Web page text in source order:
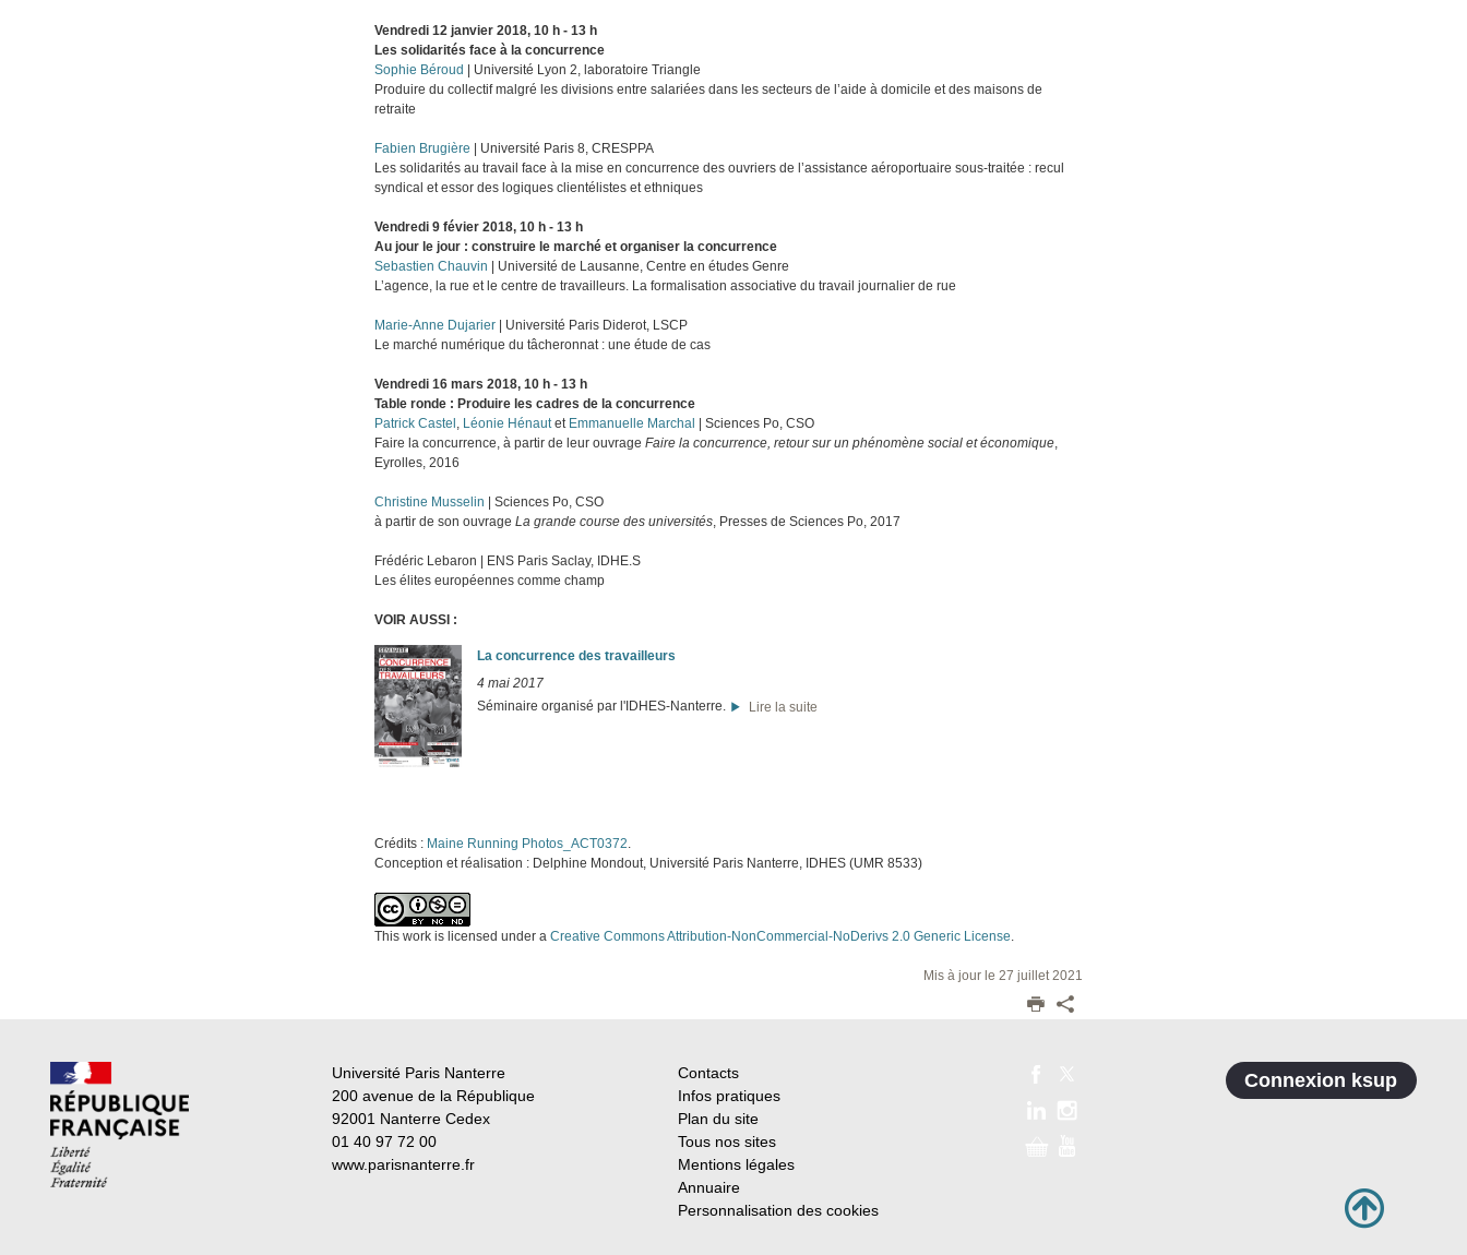
Vendredi 12 janvier 2018, 10 h - 13 h
Les solidarités face à la concurrence
Sophie Béroud
| Université Lyon 2, laboratoire Triangle
Produire du collectif malgré les divisions entre salariées dans les secteurs de l’aide à domicile et des maisons de
retraite
Fabien Brugière | Université Paris 8, CRESPPA
Les solidarités au travail face à la mise en concurrence des ouvriers de l’assistance aéroportuaire sous-traitée : recul
syndical et essor des logiques clientélistes et ethniques
Vendredi 9 févier 2018, 10 h - 13 h
Au jour le jour : construire le marché et organiser la concurrence
Sebastien Chauvin | Université de Lausanne, Centre en études Genre
L’agence, la rue et le centre de travailleurs. La formalisation associative du travail journalier de rue
Marie-Anne Dujarier | Université Paris Diderot, LSCP
Le marché numérique du tâcheronnat : une étude de cas
Vendredi 16 mars 2018, 10 h - 13 h
Table ronde : Produire les cadres de la concurrence
Patrick Castel , Léonie Hénautet Emmanuelle Marchal
| Sciences Po, CSO
Faire la concurrence, à partir de leur ouvrageFaire la concurrence, retour sur un phénomène social et économique,
Eyrolles, 2016
Christine Musselin | Sciences Po, CSO
à partir de son ouvrageLa grande course des universités, Presses de Sciences Po, 2017
Frédéric Lebaron | ENS Paris Saclay, IDHE.S
Les élites européennes comme champ
VOIR AUSSI :
La concurrence des travailleurs
4 mai 2017
Séminaire organisé par l'IDHES-Nanterre.
Lire la suite
Crédits : Maine Running Photos_ACT0372
Conception et réalisation : Delphine Mondout, Université Paris Nanterre, IDHES (UMR 8533)
This work is licensed under aCreative Commons Attribution-NonCommercial-NoDerivs 2.0 Generic License
Mis à jour le 27 juillet 2021
Université Paris Nanterre
200 avenue de la République
92001 Nanterre Cedex
01 40 97 72 00
www.parisnanterre.fr
Contacts
Infos pratiques
Plan du site
Tous nos sites
Mentions légales
Annuaire
Personnalisation des cookies
Connexion ksup